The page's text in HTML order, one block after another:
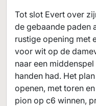
Tot slot Evert over
de gebaande paden
rustige opening met
voor wit op de
naar een
handen had. Het
openen, met toren
pion op c6 winnen,